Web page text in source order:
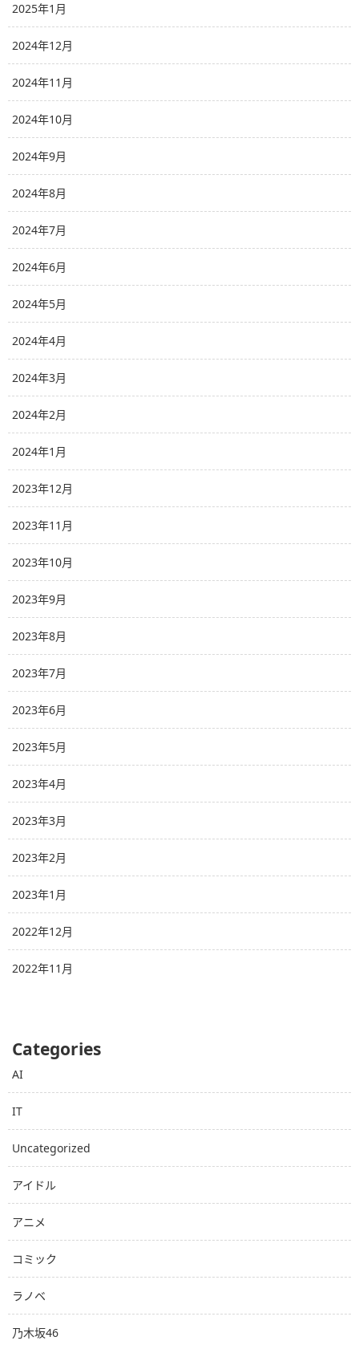
2025年1月
2024年12月
2024年11月
2024年10月
2024年9月
2024年8月
2024年7月
2024年6月
2024年5月
2024年4月
2024年3月
2024年2月
2024年1月
2023年12月
2023年11月
2023年10月
2023年9月
2023年8月
2023年7月
2023年6月
2023年5月
2023年4月
2023年3月
2023年2月
2023年1月
2022年12月
2022年11月
Categories
AI
IT
Uncategorized
アイドル
アニメ
コミック
ラノベ
乃木坂46